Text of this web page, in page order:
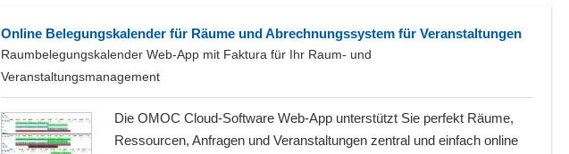
Online Belegungskalender für Räume und Abrechnungssystem für Veranstaltungen
Raumbelegungskalender Web-App mit Faktura für Ihr Raum- und
Veranstaltungsmanagement
Die OMOC Cloud-Software Web-App unterstützt Sie perfekt Räume,
Ressourcen, Anfragen und Veranstaltungen zentral und einfach online